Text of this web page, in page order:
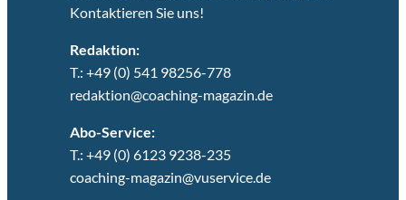
Kontaktieren Sie uns!
Redaktion:
T.: +49 (0) 541 98256-778
redaktion@coaching-magazin.de
Abo-Service:
T.: +49 (0) 6123 9238-235
coaching-magazin@vuservice.de